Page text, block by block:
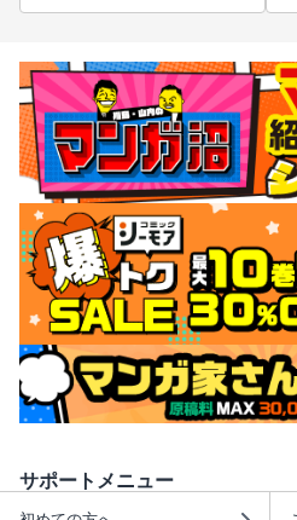
サポートメニュー